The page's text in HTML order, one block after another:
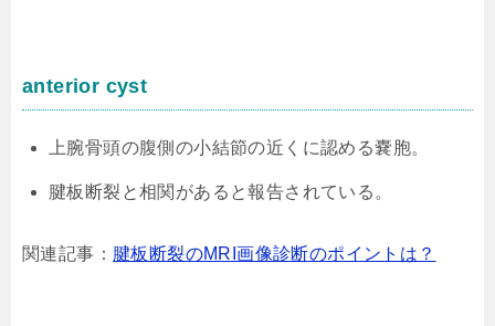
anterior cyst
上腕骨頭の腹側の小結節の近くに認める嚢胞。
腱板断裂と相関があると報告されている。
関連記事： 腱板断裂のMRI画像診断のポイントは？